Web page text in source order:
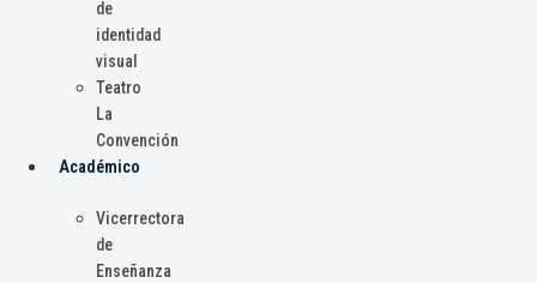
de
identidad
visual
Teatro
La
Convención
Académico
Vicerrectora
de
Enseñanza